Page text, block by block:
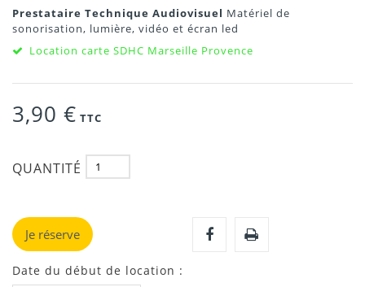
Prestataire Technique Audiovisuel Matériel de
sonorisation, lumière, vidéo et écran led
Location carte SDHC Marseille Provence
3,90 € TTC
QUANTITÉ
Je réserve
Date du début de location :